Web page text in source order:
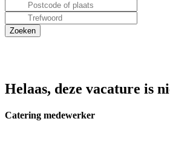
Helaas, deze vacature is
Catering medewerker